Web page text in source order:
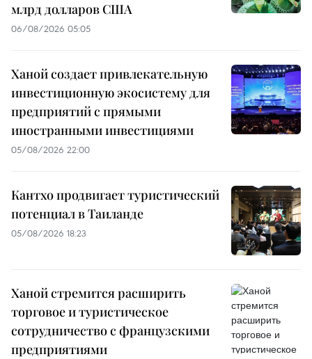
млрд долларов США
06/08/2026 05:05
Ханой создает привлекательную
инвестиционную экосистему для
предприятий с прямыми
иностранными инвестициями
05/08/2026 22:00
Кантхо продвигает туристический
потенциал в Таиланде
05/08/2026 18:23
Ханой стремится расширить
торговое и туристическое
сотрудничество с французскими
предприятиями